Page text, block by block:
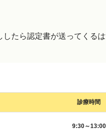
したら認定書が送ってくる
診療時間
9:30～13:00